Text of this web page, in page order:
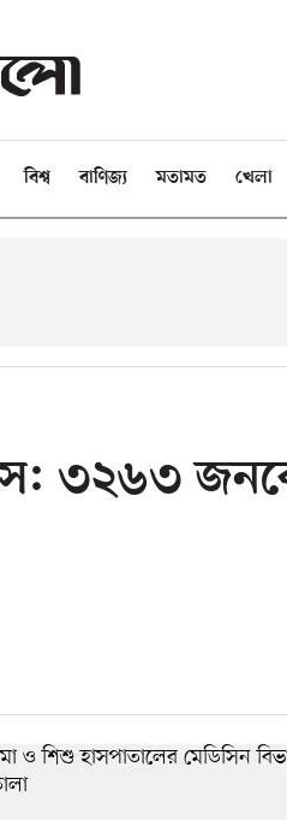
বিশ্ব বাণিজ্য মতামত খেলা
৩২৬৩